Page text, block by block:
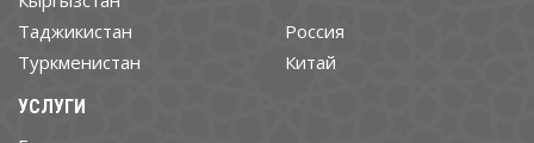
Таджикистан
Туркменистан
Россия
Китай
УСЛУГИ